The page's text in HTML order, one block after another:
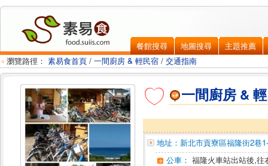
餐館搜尋 地圖搜尋
主題推薦
瀏覽路徑： 素易食首頁 / 一間廚房 & 輕民宿 / 交通指南
一間廚房 &
地址： 新北市貢寮區福隆街2巷
公車： 福隆火車站出站後,往